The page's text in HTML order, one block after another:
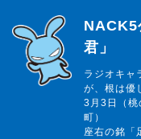
らじっと君
NACK5
君」
ラジオキャ
が、根は優
3月3日（桃
町）
座右の銘「